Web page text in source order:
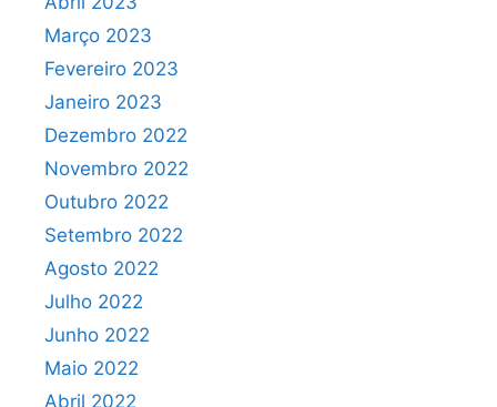
Março 2023
Fevereiro 2023
Janeiro 2023
Dezembro 2022
Novembro 2022
Outubro 2022
Setembro 2022
Agosto 2022
Julho 2022
Junho 2022
Maio 2022
Abril 2022